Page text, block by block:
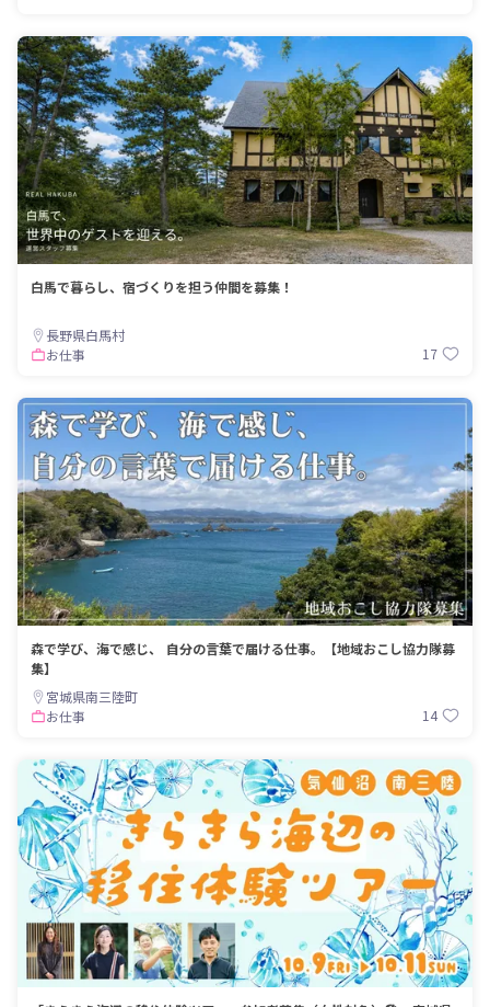
白馬で暮らし、宿づくりを担う仲間を募集！
長野県白馬村
お仕事
17
森で学び、海で感じ、 自分の言葉で届ける仕事。【地域おこし協力隊募
集】
宮城県南三陸町
お仕事
14